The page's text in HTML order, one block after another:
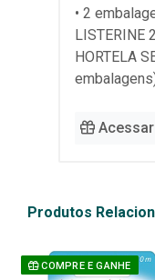
• 2
LISTERINE
HORTELA
Produtos
COMPRE E GANHE